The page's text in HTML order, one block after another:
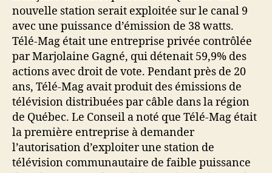
nouvelle station serait exploitée sur le canal 9
avec une puissance d’émission de 38 watts.
Télé-Mag était une entreprise privée contrôlée
par Marjolaine Gagné, qui détenait 59,9% des
actions avec droit de vote. Pendant près de 20
ans, Télé-Mag avait produit des émissions de
télévision distribuées par câble dans la région
de Québec. Le Conseil a noté que Télé-Mag était
la première entreprise à demander
l’autorisation d’exploiter une station de
télévision communautaire de faible puissance